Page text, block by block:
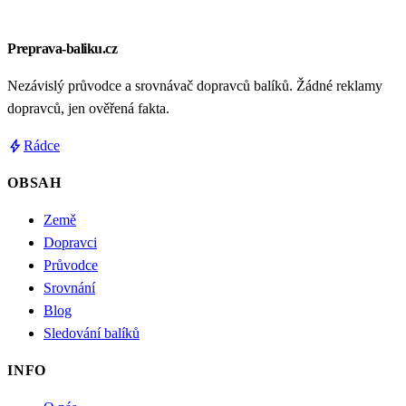
Preprava-baliku.cz
Nezávislý průvodce a srovnávač dopravců balíků. Žádné reklamy
dopravců, jen ověřená fakta.
boltRádce
OBSAH
Země
Dopravci
Průvodce
Srovnání
Blog
Sledování balíků
INFO